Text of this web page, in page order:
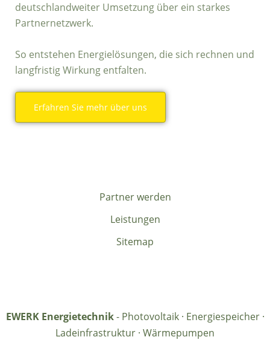
deutschlandweiter Umsetzung über ein starkes
Partnernetzwerk.
So entstehen Energielösungen, die sich rechnen und
langfristig Wirkung entfalten.
Erfahren Sie mehr über uns
Partner werden
Leistungen
Sitemap
EWERK Energietechnik- Photovoltaik · Energiespeicher ·
Ladeinfrastruktur · Wärmepumpen